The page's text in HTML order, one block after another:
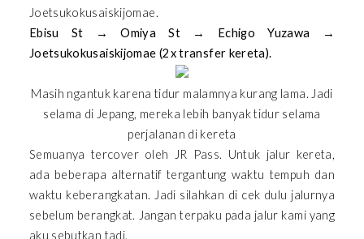
Joetsukokusaiskijomae.
Ebisu St → Omiya St → Echigo Yuzawa →
Joetsukokusaiskijomae (2x transfer kereta).
Masih ngantuk karena tidur malamnya kurang lama. Jadi
selama di Jepang, mereka lebih banyak tidur selama
perjalanan di kereta
Semuanya tercover oleh JR Pass. Untuk jalur kereta,
ada beberapa alternatif tergantung waktu tempuh dan
waktu keberangkatan. Jadi silahkan di cek dulu jalurnya
sebelum berangkat. Jangan terpaku pada jalur kami yang
aku sebutkan tadi.